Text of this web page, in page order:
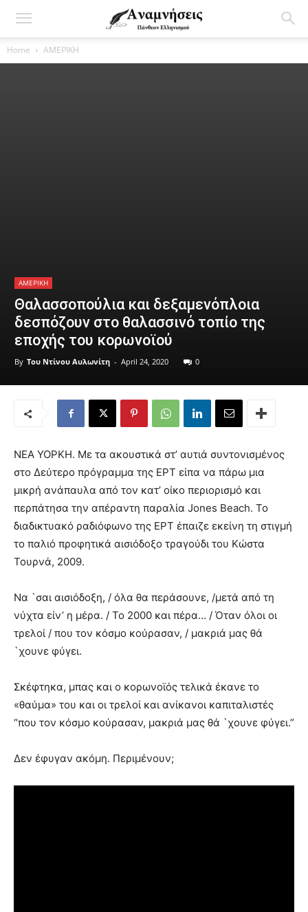
Home ΑΜΕΡΙΚΗ
ΑΜΕΡΙΚΗ
Θαλασσοπούλια και δεξαμενόπλοια
δεσπόζουν στο θαλασσινό τοπίο της
εποχής του κορωνοϊού
By Του Ντίνου Αυλωνίτη - April 24, 2020 0
ΝΕΑ ΥΟΡΚΗ. Με τα ακουστικά στ’ αυτιά συντονισμένος
στο Δεύτερο πρόγραμμα της ΕΡΤ είπα να πάρω μια
μικρή ανάπαυλα από τον κατ’ οίκο περιορισμό και
περπάτησα την απέραντη παραλία Jones Beach. Το
διαδικτυακό ραδιόφωνο της ΕΡΤ έπαιζε εκείνη τη στιγμή
το παλιό προφητικά αισιόδοξο τραγούδι του Κώστα
Τουρνά, 2009.
Να `σαι αισιόδοξη, / όλα θα περάσουνε, /μετά από τη
νύχτα είν’ η μέρα. / Το 2000 και πέρα… / Όταν όλοι οι
τρελοί / που τον κόσμο κούρασαν, / μακριά μας θά
`χουνε φύγει.
Σκέφτηκα, μπας και ο κορωνοϊός τελικά έκανε το
«θαύμα» του και οι τρελοί και ανίκανοι καπιταλιστές
“που τον κόσμο κούρασαν, μακριά μας θά `χουνε φύγει.”
Δεν έφυγαν ακόμη. Περιμένουν;